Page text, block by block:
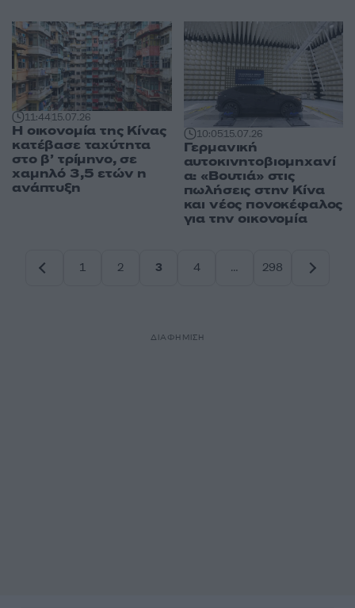
11:4415.07.26
H οικονομία της Κίνας
κατέβασε ταχύτητα
στο β’ τρίμηνο, σε
χαμηλό 3,5 ετών η
ανάπτυξη
10:0515.07.26
Γερμανική
αυτοκινητοβιομηχανί
α: «Βουτιά» στις
πωλήσεις στην Κίνα
και νέος πονοκέφαλος
για την οικονομία
1
2
3
4
…
298
ΔΙΑΦΗΜΙΣΗ